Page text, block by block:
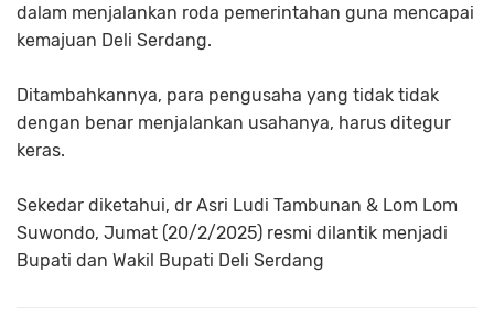
dalam menjalankan roda pemerintahan guna mencapai
kemajuan Deli Serdang.
Ditambahkannya, para pengusaha yang tidak tidak
dengan benar menjalankan usahanya, harus ditegur
keras.
Sekedar diketahui, dr Asri Ludi Tambunan & Lom Lom
Suwondo, Jumat (20/2/2025) resmi dilantik menjadi
Bupati dan Wakil Bupati Deli Serdang